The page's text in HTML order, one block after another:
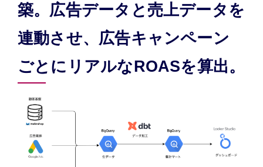
築。広告データと売上データを
連動させ、広告キャンペーン
ごとにリアルなROASを算出。